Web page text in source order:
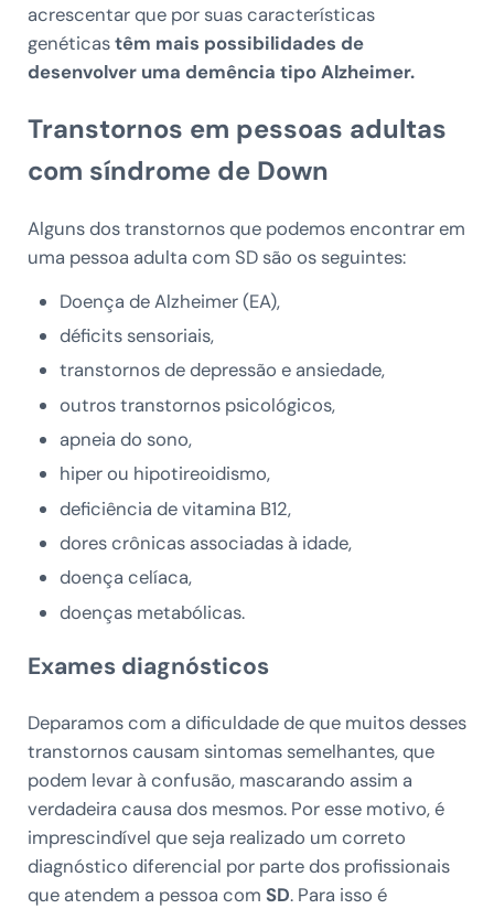
acrescentar que por suas características
genéticastêm mais possibilidades de
desenvolver uma demência tipo Alzheimer.
Transtornos em pessoas adultas
com síndrome de Down
Alguns dos transtornos que podemos encontrar em
uma pessoa adulta com SD são os seguintes:
Doença de Alzheimer (EA),
déficits sensoriais,
transtornos de depressão e ansiedade,
outros transtornos psicológicos,
apneia do sono,
hiper ou hipotireoidismo,
deficiência de vitamina B12,
dores crônicas associadas à idade,
doença celíaca,
doenças metabólicas.
Exames diagnósticos
Deparamos com a dificuldade de que muitos desses
transtornos causam sintomas semelhantes, que
podem levar à confusão, mascarando assim a
verdadeira causa dos mesmos. Por esse motivo, é
imprescindível que seja realizado um correto
diagnóstico diferencial por parte dos profissionais
que atendem a pessoa com SD. Para isso é